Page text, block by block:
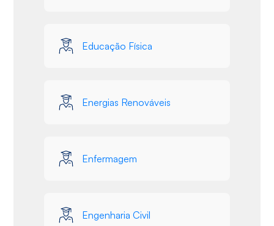
Educação Física
Energias Renováveis
Enfermagem
Engenharia Civil